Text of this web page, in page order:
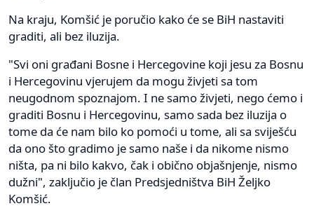
Na kraju, Komšić je poručio kako će se BiH nastaviti
graditi, ali bez iluzija.
"Svi oni građani Bosne i Hercegovine koji jesu za Bosnu
i Hercegovinu vjerujem da mogu živjeti sa tom
neugodnom spoznajom. I ne samo živjeti, nego ćemo i
graditi Bosnu i Hercegovinu, samo sada bez iluzija o
tome da će nam bilo ko pomoći u tome, ali sa sviješću
da ono što gradimo je samo naše i da nikome nismo
ništa, pa ni bilo kakvo, čak i obično objašnjenje, nismo
dužni", zaključio je član Predsjedništva BiH Željko
Komšić.